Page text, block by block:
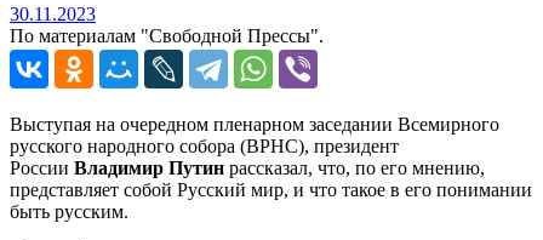
30.11.202330.11.2023
По материалам "Свободной Прессы".
Выступая на очередном пленарном заседании Всемирного
русского народного собора (ВРНС), президент
России Владимир Путин рассказал, что, по его мнению,
представляет собой Русский мир, и что такое в его понимании
быть русским.